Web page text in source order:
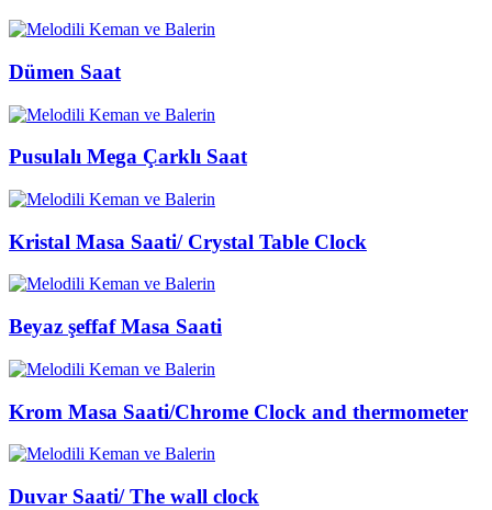
Dümen Saat
Pusulalı Mega Çarklı Saat
Kristal Masa Saati/ Crystal Table Clock
Beyaz şeffaf Masa Saati
Krom Masa Saati/Chrome Clock and thermometer
Duvar Saati/ The wall clock